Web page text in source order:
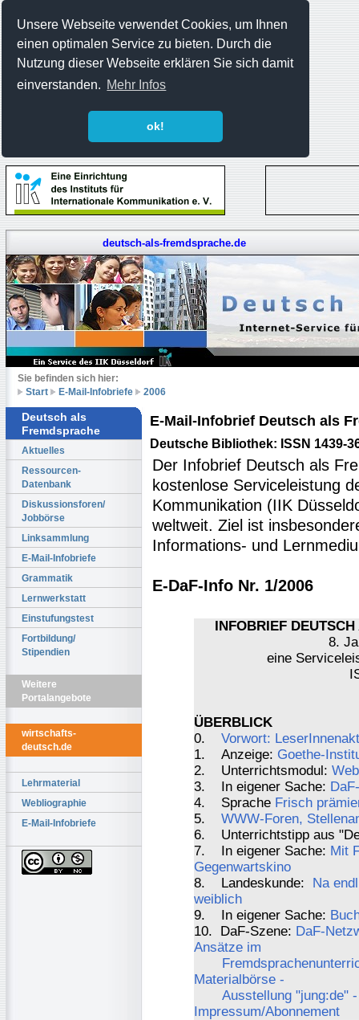
Unsere Webseite verwendet Cookies, um Ihnen
einen optimalen Service zu bieten. Durch die
Nutzung dieser Webseite erklären Sie sich damit
einverstanden. Mehr Infos
ok!
deutsch-als-fremdsprache.de
Sie befinden sich hier:
Start
E-Mail-Infobriefe 2006
Deutsch als
Fremdsprache
Aktuelles
Ressourcen-
Datenbank
Diskussionsforen/
Jobbörse
Linksammlung
E-Mail-Infobriefe
Grammatik
Lernwerkstatt
Einstufungstest
Fortbildung/
Stipendien
Weitere
Portalangebote
wirtschafts-
deutsch.de
Lehrmaterial
Webliographie
E-Mail-Infobriefe
E-Mail-Infobrief Deutsch als
Deutsche Bibliothek: ISSN 1439-
Der Infobrief Deutsch als
kostenlose Serviceleistung
Kommunikation (IIK
weltweit. Ziel ist
Informations- und
E-DaF-Info Nr. 1/2006
INFOBRIEF
8.
eine
ÜBERBLICK
0. Vorwort:
1. Anzeige: Goethe-
2. Unterrichtsmodul:
3. In eigener Sache:
4. Sprache Frisch
5. WWW-Foren,
6. Unterrichtstipp aus
7. In eigener Sache: Mit
Gegenwartskino
8. Landeskunde: Na
weiblich
9. In eigener Sache:
10. DaF-Szene: DaF-
Ansätze im
Materialbörse -
Ausstellung "jung:de"
Impressum/Abonnement